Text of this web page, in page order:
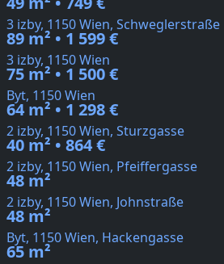
3 izby, 1150 Wien, Schweglerstraße
89 m² • 1 599 €
3 izby, 1150 Wien
75 m² • 1 500 €
Byt, 1150 Wien
64 m² • 1 298 €
2 izby, 1150 Wien, Sturzgasse
40 m² • 864 €
2 izby, 1150 Wien, Pfeiffergasse
48 m²
2 izby, 1150 Wien, Johnstraße
48 m²
Byt, 1150 Wien, Hackengasse
65 m²